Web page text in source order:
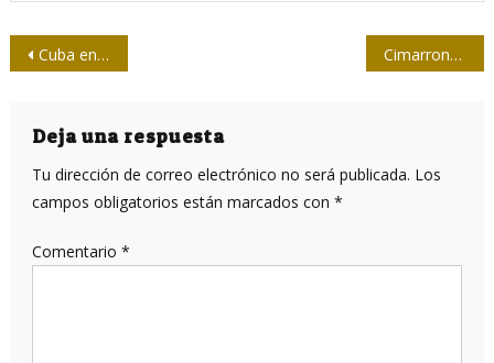
Navegación
entradas
Cuba en el camino de una vacuna propia para prevenir la COVID-19 Cimarrones a escena (II)
Deja una respuesta
Tu dirección de correo electrónico no será publicada. Los
campos obligatorios están marcados con *
Comentario *